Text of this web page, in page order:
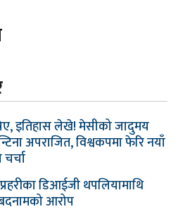
इतिहास लेखे! मेसीको जादुमय
अपराजित, विश्वकपमा फेरि नयाँ
डिआईजी थपलियामाथि
आरोप